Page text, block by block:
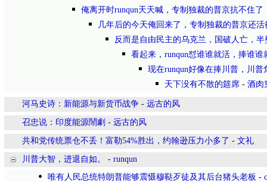
俺离开时runqun天天喊，专制独裁的普京抗不住了
几年后的今天俺回来了，专制独裁的普京还
反而是自由民主的乌克兰，国破人亡，半
看起来，runqun怼谁谁就活，捧谁谁
现在runqun好像在捧川普，川普
天下没有不散的筵席 - 酒肉
河马史诗：新能源与新货币战争 - 远古的风
召忠说：印度能源鬧劇 - 远古的风
共和党传统票仓不丢！富勒54%胜出，约翰逊压力小多了 - 文礼
川普大智，进退自如。 - runqun
唯有人民总统特朗普能够震慑穆鞑歹徒及其后台猪头老板 -